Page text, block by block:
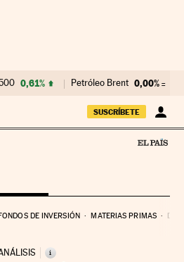
0,61% Petróleo Brent 0,00%
SUSCRÍBETE
DE INVERSIÓN MATERIAS PRIMAS
i